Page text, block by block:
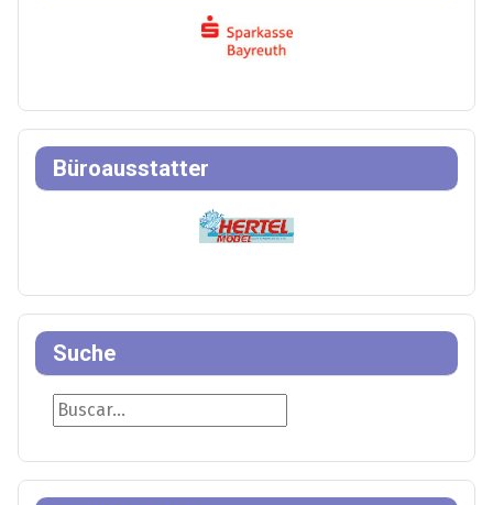
Büroausstatter
Suche
Suche